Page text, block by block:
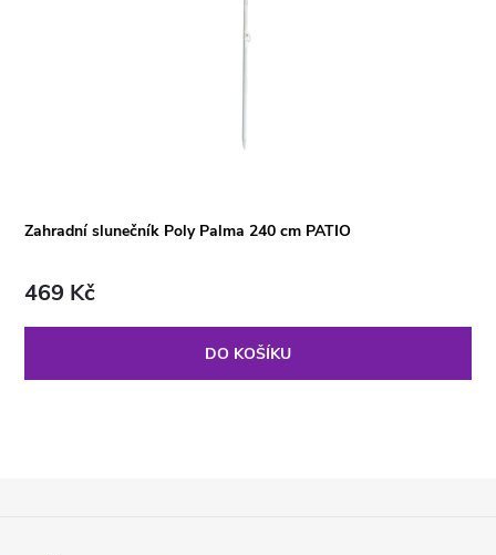
Zahradní slunečník Poly Palma 240 cm PATIO
469 Kč
DO KOŠÍKU